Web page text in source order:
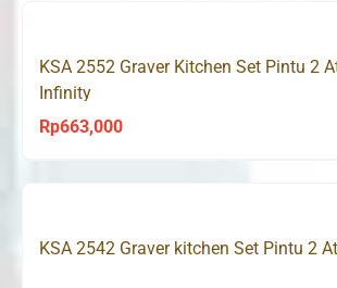
KSA 2552 Graver Kitchen Set Pintu 2
Infinity
Rp663,000
KSA 2542 Graver kitchen Set Pintu 2